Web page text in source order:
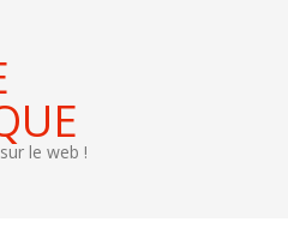
le web !